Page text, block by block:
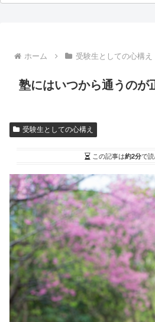
ホーム 受験生としての心構え
塾にはいつから通うのが
受験生としての心構え
この記事は約2分で読